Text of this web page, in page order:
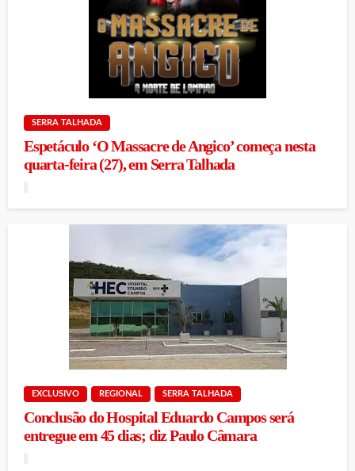
SERRA TALHADA
Espetáculo ‘O Massacre de Angico’ começa nesta
quarta-feira (27), em Serra Talhada
EXCLUSIVO REGIONAL SERRA TALHADA
Conclusão do Hospital Eduardo Campos será
entregue em 45 dias; diz Paulo Câmara